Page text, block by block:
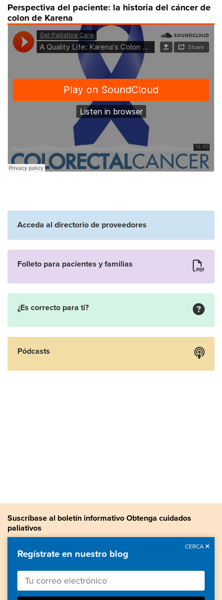
Perspectiva del paciente: la historia del cáncer de
colon de Karena
Acceda al directorio de proveedores
Folleto para pacientes y familias
¿Es correcto para ti?
Pódcasts
Suscríbase al boletín informativo Obtenga cuidados
paliativos
Manténgase actualizado con noticias sobre cuidados paliativos,
información valiosa, historias de pacientes y más.
Regístrate en nuestro blog
CERCA